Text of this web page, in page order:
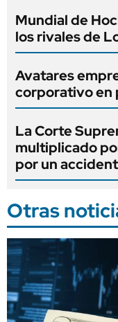
Mundial de
los rivales de
Avatares
corporativo en
La Corte
multiplicado
por un
Otras